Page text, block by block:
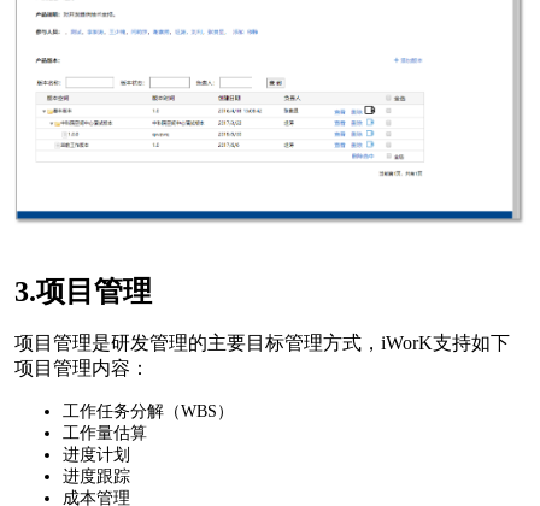
3.项目管理
项目管理是研发管理的主要目标管理方式，iWorK支持如下
项目管理内容：
工作任务分解（WBS）
工作量估算
进度计划
进度跟踪
成本管理